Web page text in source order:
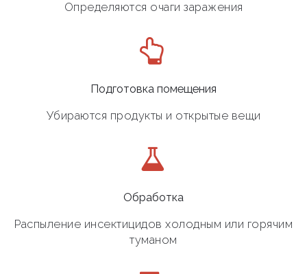
Определяются очаги заражения
Подготовка помещения
Убираются продукты и открытые вещи
Обработка
Распыление инсектицидов холодным или горячим
туманом